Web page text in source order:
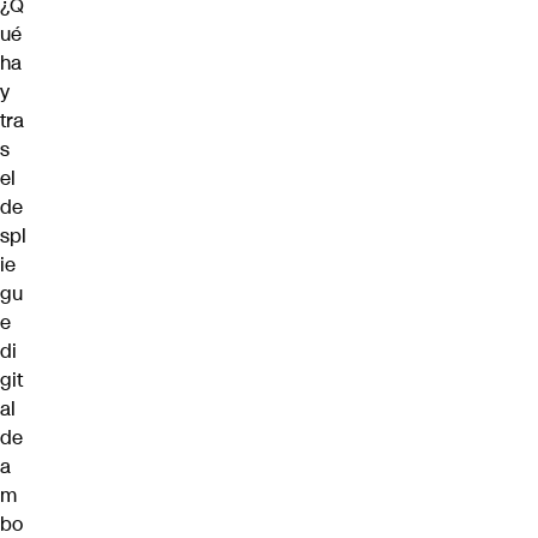
¿Q
ué
ha
y
tra
s
el
de
spl
ie
gu
e
di
git
al
de
a
m
bo